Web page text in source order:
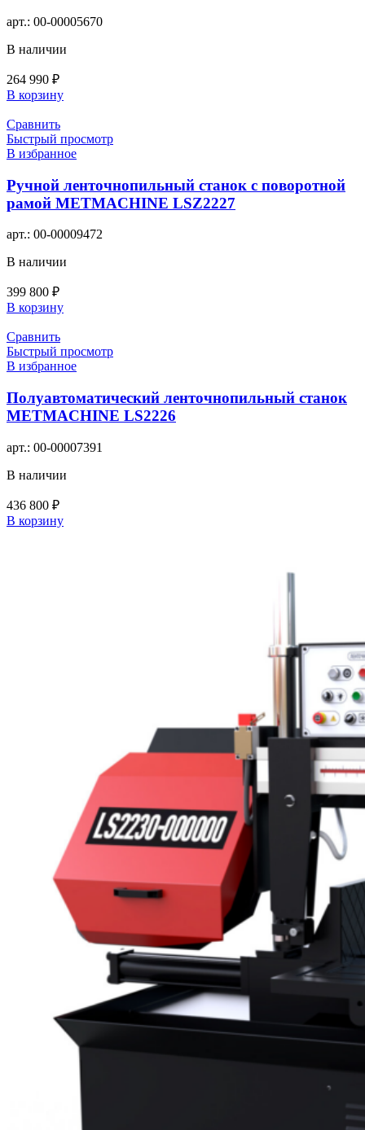
арт.: 00-00005670
В наличии
264 990 ₽
В корзину
Сравнить
Быстрый просмотр
В избранное
Ручной ленточнопильный станок с поворотной
рамой METMACHINE LSZ2227
арт.: 00-00009472
В наличии
399 800 ₽
В корзину
Сравнить
Быстрый просмотр
В избранное
Полуавтоматический ленточнопильный станок
METMACHINE LS2226
арт.: 00-00007391
В наличии
436 800 ₽
В корзину